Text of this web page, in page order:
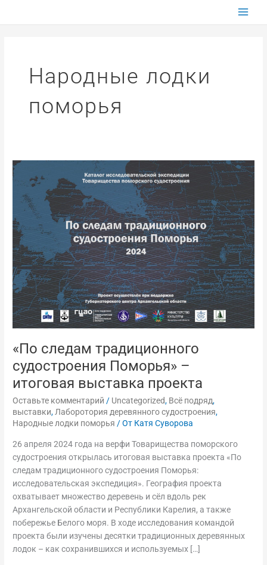
Народные лодки
поморья
«По следам традиционного
судостроения Поморья» –
итоговая выставка проекта
Оставьте комментарий / Uncategorized, Всё подряд,
выставки, Лаборотория деревянного судостроения,
Народные лодки поморья / От Катя Суворова
26 апреля 2024 года на верфи Товарищества поморского
судостроения открылась итоговая выставка проекта «По
следам традиционного судостроения Поморья:
исследовательская экспедиция». География проекта
охватывает множество деревень и сёл вдоль рек
Архангельской области и Республики Карелия, а также
побережье Белого моря. В ходе исследования командой
проекта были изучены десятки традиционных деревянных
лодок – как сохранившихся и используемых […]
«По
следам
традиционного
судостроения
Поморья»
–
итоговая
выставка
проекта